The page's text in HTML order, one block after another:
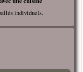
individuels.